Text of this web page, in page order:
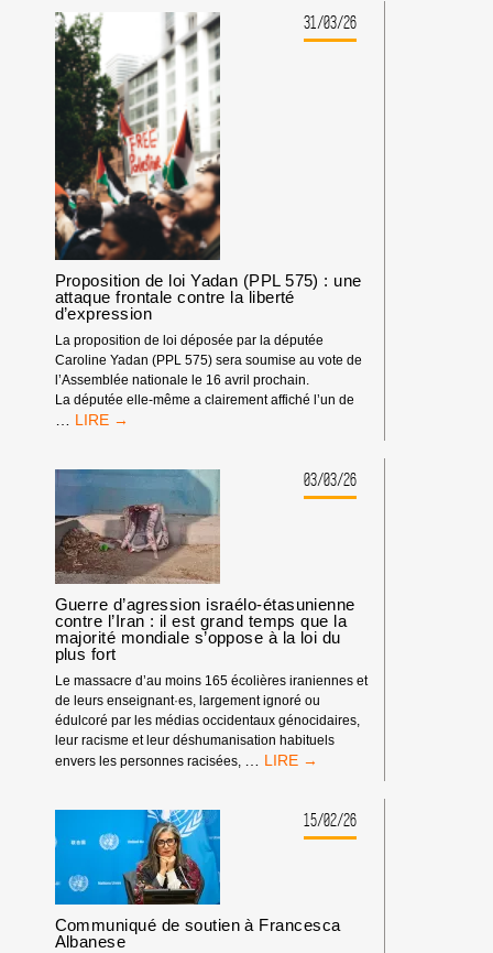
EN
FRANCE
?
PRATIQUES
DANGEREUSES
POUR
LA
DÉMOCRATIE
!
31/03/26
Proposition de loi Yadan (PPL 575) : une
attaque frontale contre la liberté
d’expression
La proposition de loi déposée par la députée
Caroline Yadan (PPL 575) sera soumise au vote de
l’Assemblée nationale le 16 avril prochain.
La députée elle-même a clairement affiché l’un de
PROPOSITION
YADAN
575)
:
UNE
ATTAQUE
FRONTALE
CONTRE
LA
LIBERTÉ
D’EXPRESSION
03/03/26
Guerre d’agression israélo-étasunienne
contre l’Iran : il est grand temps que la
majorité mondiale s’oppose à la loi du
plus fort
Le massacre d’au moins 165 écolières iraniennes et
de leurs enseignant·es, largement ignoré ou
édulcoré par les médias occidentaux génocidaires,
leur racisme et leur déshumanisation habituels
envers les personnes racisées,
GUERRE
ÉTASUNIENNE
CONTRE
EST
15/02/26
Communiqué de soutien à Francesca
Albanese